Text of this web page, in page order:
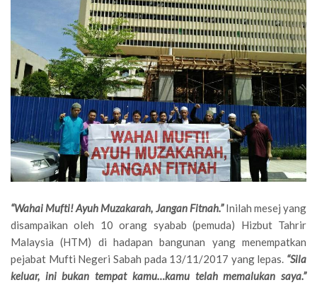
“Wahai Mufti! Ayuh Muzakarah, Jangan Fitnah.”Inilah mesej yang
disampaikan oleh 10 orang syabab (pemuda) Hizbut Tahrir
Malaysia (HTM) di hadapan bangunan yang menempatkan
pejabat Mufti Negeri Sabah pada 13/11/2017 yang lepas. “Sila
keluar, ini bukan tempat kamu…kamu telah memalukan saya.”